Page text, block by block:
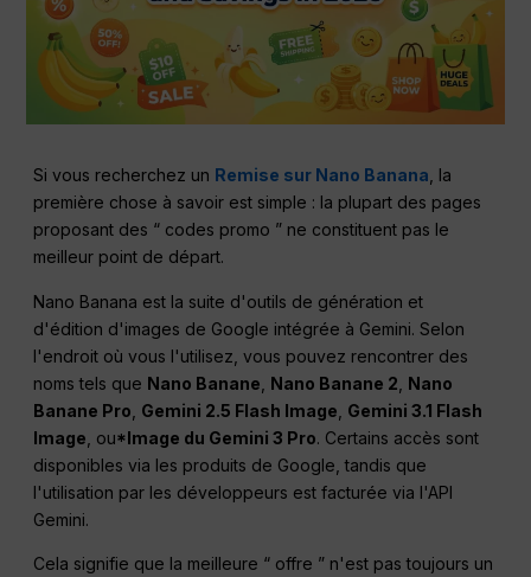
Si vous recherchez un Remise sur Nano Banana , la
première chose à savoir est simple : la plupart des pages
proposant des “ codes promo ” ne constituent pas le
meilleur point de départ.
Nano Banana est la suite d'outils de génération et
d'édition d'images de Google intégrée à Gemini. Selon
l'endroit où vous l'utilisez, vous pouvez rencontrer des
noms tels que Nano Banane Nano Banane 2 Nano
Banane Pro Gemini 2.5 Flash Image Gemini 3.1 Flash
Image , ou*Image du Gemini 3 Pro. Certains accès sont
disponibles via les produits de Google, tandis que
l'utilisation par les développeurs est facturée via l'API
Gemini.
Cela signifie que la meilleure “ offre ” n'est pas toujours un